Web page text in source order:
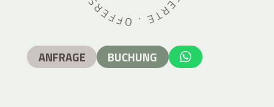
ANFRAGE BUCHUNG